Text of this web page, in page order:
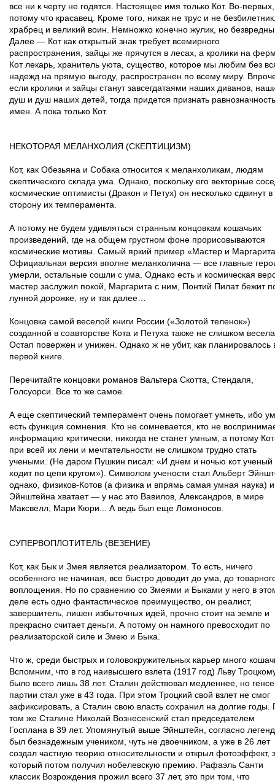
все ни к черту не годятся. Настоящее имя только Кот. Во-первых,
потому что красавец. Кроме того, никак не трус и не
храбрец и великий воин. Немножко конечно жулик, но
Далее — Кот как открытый знак требует всемирного
распространения, зайцы же прячутся в лесах, а кролики на
Кот лекарь, хранитель уюта, существо, которое мы любим без
надежд на прямую выгоду, распространен по всему миру.
если кролики и зайцы станут завсегдатаями наших диванов,
душ и душ наших детей, тогда придется признать равнозначность
имен. А пока только Кот.
НЕКОТОРАЯ МЕЛАНХОЛИЯ (СКЕПТИЦИЗМ)
Кот, как Обезьяна и Собака относится к меланхоликам, людям
скептического склада ума. Однако, поскольку его векторные
космические оптимисты (Дракон и Петух) он несколько сдвинут в
сторону их темперамента.
А потому не будем удивляться странным концовкам кошачьих
произведений, где на общем грустном фоне прорисовываются
космические мотивы. Самый яркий пример «Мастер и
Официальная версия вполне меланхолична — все главные
умерли, остальные сошли с ума. Однако есть и космическая
мастер заслужил покой, Маргарита с ним, Понтий Пилат бежит
лунной дорожке, ну и так далее…
Концовка самой веселой книги России («Золотой теленок»)
созданной в соавторстве Кота и Петуха также не слишком
Остап повержен и унижен. Однако ж не убит, как планировалось
первой книге.
Перечитайте концовки романов Вальтера Скотта, Стендаля,
Голсуорси. Все то же самое.
А еще скептический темперамент очень помогает умнеть, ибо ум
есть функция сомнения. Кто не сомневается, кто не
информацию критически, никогда не станет умным, а потому
при всей их лени и мечтательности не слишком трудно стать
учеными. (Не даром Пушкин писал: «И днем и ночью кот ученый
ходит по цепи кругом»). Символом учености стал Альберт
однако, физиков-Котов (а физика и впрямь самая умная наука)
Эйнштейна хватает — у нас это Вавилов, Александров, в мире
Максвелл, Мари Кюри... А ведь был еще Ломоносов.
СУПЕРВОПЛОТИТЕЛЬ (ВЕЗЕНИЕ)
Кот, как Бык и Змея является реализатором. То есть, ничего
особенного не начиная, все быстро доводит до ума, до
воплощения. Но по сравнению со Змеями и Быками у него в
деле есть одно фантастическое преимущество, он реалист,
завершитель, лишен избыточных идей, прочно стоит на земле и
прекрасно считает деньги. А потому он намного превосходит по
реализаторской силе и Змею и Быка.
Что ж, среди быстрых и головокружительных карьер много
Вспомним, что в год наивысшего взлета (1917 год) Льву
было всего лишь 38 лет. Сталин действовал медленнее, но
партии стал уже в 43 года. При этом Троцкий свой взлет не смог
зафиксировать, а Сталин свою власть сохранил на долгие годы.
том же Сталине Николай Вознесенский стал председателем
Госплана в 39 лет. Упомянутый выше Эйнштейн, согласно
был безнадежным учеником, чуть не двоечником, а уже в 26 лет
создал частную теорию относительности и открыл фотоэффект,
который потом получил нобелевскую премию. Рафаэль Санти
классик Возрождения прожил всего 37 лет, это при том, что